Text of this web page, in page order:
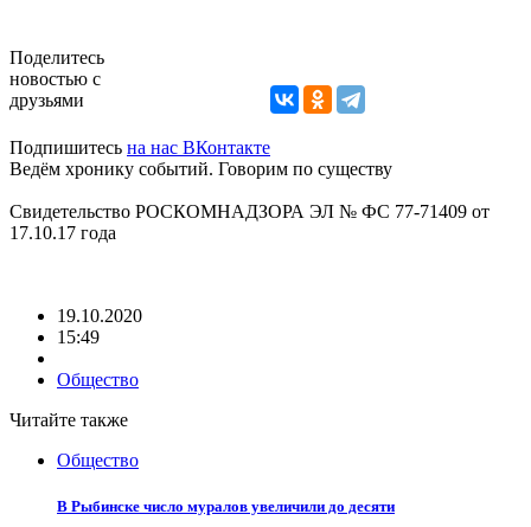
Поделитесь
новостью с
друзьями
Подпишитесь на нас ВКонтакте
Ведём хронику событий. Говорим по существу
Свидетельство РОСКОМНАДЗОРА ЭЛ № ФС 77-71409 от
17.10.17 года
19.10.2020
15:49
Общество
Читайте также
Общество
В Рыбинске число муралов увеличили до десяти